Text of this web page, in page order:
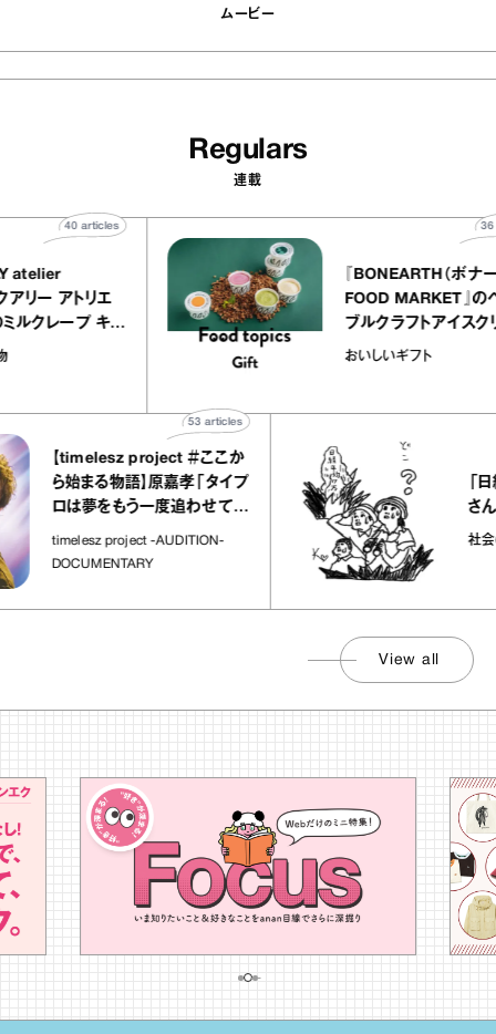
ムービー
Regulars
連載
atelier
イクアリー アトリエ
』のミルクレープ キャ
バニーユほか｜chico
宝物
40articles
『BONEARTH（
FOOD MARKET
ブルクラフトアイ
｜真野知子の「
おいしいギフト
【timelesz project ＃ここか
ら始まる物語】原嘉孝「タイプ
ロは夢をもう一度追わせてく
れた場所」
timelesz project -AUDITION-
DOCUMENTARY
articles
「日経
さんが
社会のじ
View all